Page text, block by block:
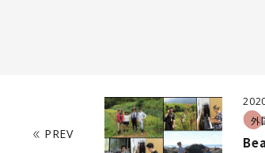
PREV
外